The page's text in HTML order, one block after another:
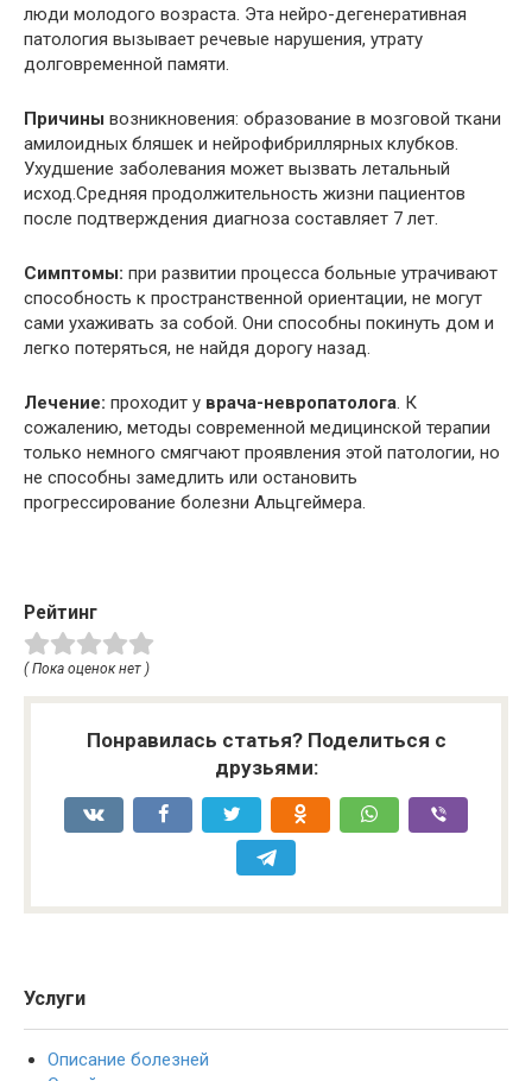
люди молодого возраста. Эта нейро-дегенеративная
патология вызывает речевые нарушения, утрату
долговременной памяти.
Причины возникновения: образование в мозговой ткани
амилоидных бляшек и нейрофибриллярных клубков.
Ухудшение заболевания может вызвать летальный
исход.Средняя продолжительность жизни пациентов
после подтверждения диагноза составляет 7 лет.
Симптомы: при развитии процесса больные утрачивают
способность к пространственной ориентации, не могут
сами ухаживать за собой. Они способны покинуть дом и
легко потеряться, не найдя дорогу назад.
Лечение: проходит у врача-невропатолога. К
сожалению, методы современной медицинской терапии
только немного смягчают проявления этой патологии, но
не способны замедлить или остановить
прогрессирование болезни Альцгеймера.
Рейтинг
( Пока оценок нет )
Понравилась статья? Поделиться с
друзьями:
Услуги
Описание болезней